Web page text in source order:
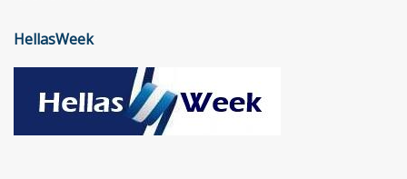
HellasWeek